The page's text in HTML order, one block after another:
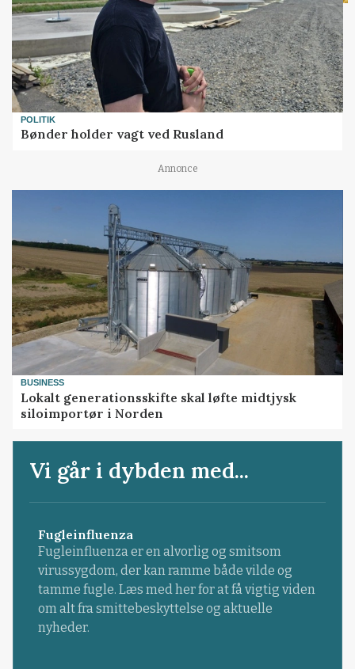
POLITIK
Bønder holder vagt ved Rusland
Annonce
BUSINESS
Lokalt generationsskifte skal løfte midtjysk
siloimportør i Norden
Vi går i dybden med...
Fugleinfluenza
Fugleinfluenza er en alvorlig og smitsom
virussygdom, der kan ramme både vilde og
tamme fugle. Læs med her for at få vigtig viden
om alt fra smittebeskyttelse og aktuelle
nyheder.